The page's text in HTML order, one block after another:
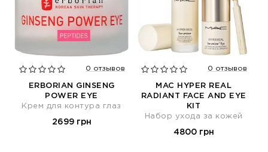
0 отзывов
ERBORIAN GINSENG
POWER EYE
Крем для контура глаз
2699 грн
0 отзывов
MAC HYPER REAL
RADIANT FACE AND EYE
KIT
Набор ухода за кожей
4800 грн